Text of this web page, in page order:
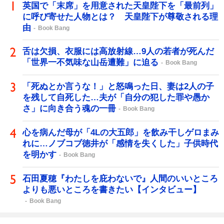
英国で「末席」を用意された天皇陛下を「最前列」
に呼び寄せた人物とは？ 天皇陛下が尊敬される理
由
Book Bang
舌は欠損、衣服には高放射線…9人の若者が死んだ
「世界一不気味な山岳遭難」に迫る
Book Bang
「死ぬとか言うな！」と怒鳴った日、妻は2人の子
を残して自死した…夫が「自分の犯した罪や愚か
さ」に向き合う魂の一冊
Book Bang
心を病んだ母が「4Lの大五郎」を飲み干しゲロまみ
れに…ノブコブ徳井が「感情を失くした」子供時代
を明かす
Book Bang
石田夏穂『わたしを庇わないで』人間のいいところ
よりも悪いところを書きたい【インタビュー】
Book Bang